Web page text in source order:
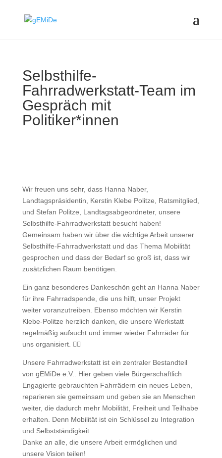
Selbsthilfe-
Fahrradwerkstatt-Team im
Gespräch mit
Politiker*innen
Wir freuen uns sehr, dass Hanna Naber,
Landtagspräsidentin, Kerstin Klebe Politze, Ratsmitglied,
und Stefan Politze, Landtagsabgeordneter, unsere
Selbsthilfe-Fahrradwerkstatt besucht haben!
Gemeinsam haben wir über die wichtige Arbeit unserer
Selbsthilfe-Fahrradwerkstatt und das Thema Mobilität
gesprochen und dass der Bedarf so groß ist, dass wir
zusätzlichen Raum benötigen.
Ein ganz besonderes Dankeschön geht an Hanna Naber
für ihre Fahrradspende, die uns hilft, unser Projekt
weiter voranzutreiben. Ebenso möchten wir Kerstin
Klebe-Politze herzlich danken, die unsere Werkstatt
regelmäßig aufsucht und immer wieder Fahrräder für
uns organisiert. 🚴‍♀
Unsere Fahrradwerkstatt ist ein zentraler Bestandteil
von gEMiDe e.V.. Hier geben viele Bürgerschaftlich
Engagierte gebrauchten Fahrrädern ein neues Leben,
reparieren sie gemeinsam und geben sie an Menschen
weiter, die dadurch mehr Mobilität, Freiheit und Teilhabe
erhalten. Denn Mobilität ist ein Schlüssel zu Integration
und Selbstständigkeit.
Danke an alle, die unsere Arbeit ermöglichen und
unsere Vision teilen!